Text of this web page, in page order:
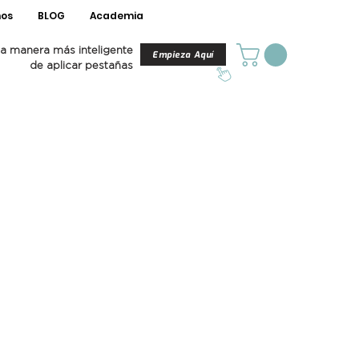
BLOG Academia
manera más inteligente
de aplicar pestañas
Empieza Aquí